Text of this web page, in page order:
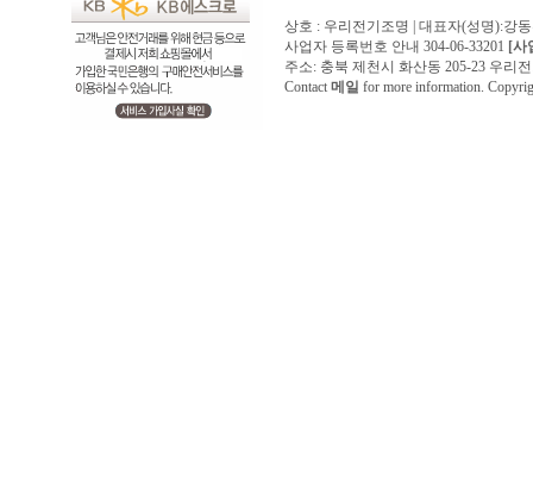
상호 : 우리전기조명 | 대표자(성명):강
사업자 등록번호 안내 304-06-33201 [사
주소: 충북 제천시 화산동 205-23 우리
Contact 메일 for more information.